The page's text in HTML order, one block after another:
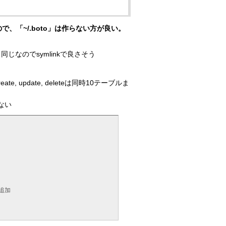
、「~/.boto」は作らない方が良い。
じなのでsymlinkで良さそう
update, deleteは同時10テーブルま
い
加